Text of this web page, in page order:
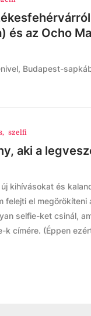
és az Ocho
Budapest-
, szelfi
aki a
kihívásokat és
felejti el
selfie-ket csinál,
k címére. (Éppen